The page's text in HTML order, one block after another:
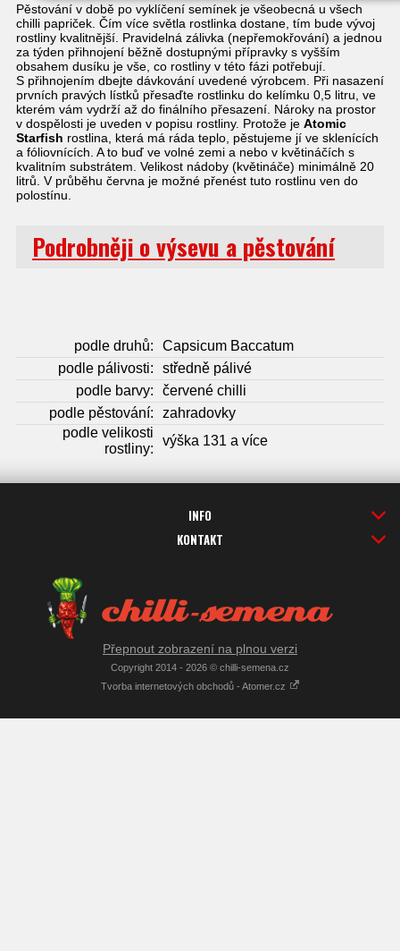
Pěstování v době po vyklíčení semínek je všeobecná u všech
chilli papriček. Čím více světla rostlinka dostane, tím bude vývoj
rostliny kvalitnější. Pravidelná zálivka (nepřemokřování) a jednou
za týden přihnojení běžně dostupnými přípravky s vyšším
obsahem dusíku je vše, co rostliny v této fázi potřebují.
S přihnojením dbejte dávkování uvedené výrobcem. Při nasazení
prvních pravých lístků přesaďte rostlinku do kelímku 0,5 litru, ve
kterém vám vydrží až do finálního přesazení. Nároky na prostor
v dospělosti je uveden v popisu rostliny. Protože je Atomic
Starfish rostlina, která má ráda teplo, pěstujeme jí ve sklenících
a fóliovnících. A to buď ve volné zemi a nebo v květináčích s
kvalitním substrátem. Velikost nádoby (květináče) minimálně 20
litrů. V průběhu června je možné přenést tuto rostlinu ven do
polostínu.
Podrobněji o výsevu a pěstování
podle druhů:
Capsicum Baccatum
podle pálivosti:
středně pálivé
podle barvy:
červené chilli
podle pěstování:
zahradovky
podle velikosti
rostliny:
výška 131 a více
INFO
KONTAKT
Přepnout zobrazení na plnou verzi
Copyright 2014 - 2026 © chilli-semena.cz
Tvorba internetových obchodů - Atomer.cz